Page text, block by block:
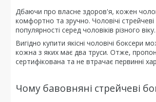
Дбаючи про власне здоров'я, кожен
комфортно та зручно. Чоловічі
популярності серед чоловіків різного віку.
Вигідно купити якісні чоловічі боксери
кожна з яких має два труси. Отже,
сертифікована та не втрачає первинні
Чому бавовняні стрейчеві